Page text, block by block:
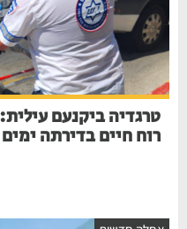
רוח חיים בדירתה ימים